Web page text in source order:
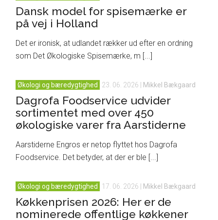
Dansk model for spisemærke er
på vej i Holland
Det er ironisk, at udlandet rækker ud efter en ordning
som Det Økologiske Spisemærke, m [...]
Økologi og bæredygtighed 23. 06. 2026 Mikkel Bækgaard
Dagrofa Foodservice udvider
sortimentet med over 450
økologiske varer fra Aarstiderne
Aarstiderne Engros er netop flyttet hos Dagrofa
Foodservice. Det betyder, at der er ble [...]
Økologi og bæredygtighed 17. 06. 2026 Mikkel Bækgaard
Køkkenprisen 2026: Her er de
nominerede offentlige køkkener